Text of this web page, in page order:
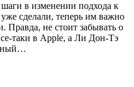
в изменении подхода к
сделали, теперь им важно
Правда, не стоит забывать о
таки в Apple, а Ли Дон-Тэ